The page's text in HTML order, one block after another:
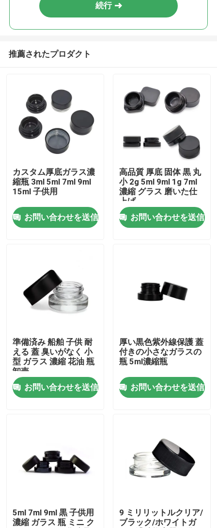
プロダクト
ビデオ
私達について
工場旅行
品質管理
ニュース
ガラス濃縮物の瓶
続行
推薦されたプロダクト
カスタム厚底ガラス濃
縮瓶 3ml 5ml 7ml 9ml
15ml 子供用
お問い合わせを送信
高品質 厚底 固体 黒 丸
小 2g 5ml 9ml 1g 7ml
濃縮 グラス 磨いた仕
上げ
お問い合わせを送信
準備済み 船舶 子供 耐
える 蓋 臭いがなく 小
型 ガラス 濃縮 花油 瓶
卸売
お問い合わせを送信
厚い黒色紫外線保護 蓋
付きの小さなガラスの
瓶 5ml濃縮瓶
お問い合わせを送信
5ml 7ml 9ml 黒 子供用
濃縮 ガラス 瓶 ミニ ク
9 ミリリットルクリア/
ブラック/ホワイトガ